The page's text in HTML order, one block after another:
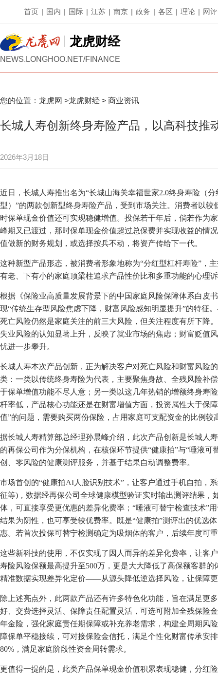
首页 | 国内 | 国际 | 江苏 | 南京 | 政务 | 各区 | 理论 | 网评
龙虎财经
NEWS.LONGHOO.NET/FINANCE
您的位置： 龙虎网 >龙虎财经 > 商业资讯
长城人寿创新终身寿险产品，以高科技推
2026年3月18日
近日，长城人寿推出名为“长城山海关幸福世家2.0终身寿险（
型）”的两款创新型终身寿险产品，受到市场关注。消费者以
时保单现金价值还可实现稳健增值。投保若干年后，倘若作为
峰期又已渡过，那时保单现金价值超过总保费并实现收益的情
值做新的财务规划，或选择按兵不动，将资产传给下一代。
这种新型产品形态，被消费者形象地称为“分红型杠杆寿险”，
有老、下有小的家庭顶梁柱追求产品性价比和多重功能的心理
根据《保险业高质量发展背景下的中国家庭风险保障体系白皮
现“传统生存型风险焦虑下降，财富风险感知明显提升”的特征
死亡风险仍然是家庭关注的前三大风险，但关注程度有所下降
失业风险的认知显著上升，反映了就业市场的焦虑；财富贬值
忧进一步攀升。
长城人寿本次产品创新，正为解决客户对死亡风险和财富风险
类：一类以传统终身寿险为代表，主要聚焦身故、全残风险补
于保单增值功能不尽人意；另一类以这几年热销的增额终身寿
杆率低，产品核心功能还是在财富增值方面，投资属性大于保
值”的问题，需要购买两份保险，占用家庭可支配资金的比例较
据长城人寿精算部总经理孙晨峰介绍，此次产品创新是长城人
的再保公司作为分保机构，在核保环节提供“健康拍”与“唾液
创、零风险的健康测评服务，并基于结果自动调整费率。
市场首创的“健康拍AI人脸识别技术”，让客户通过手机自拍，
征等)，数据经再保公司全球健康模型验证实时输出测评结果，
体，可直接享受更优惠的差异化费率；“唾液可替宁检查技术”
结果为阴性，也可享受较优费率。既是“健康拍”测评出的优选
惠。若首次投保可替宁检测确定为吸烟体的客户，后续年度可
这些新科技的使用，不仅实现了因人而异的差异化费率，让客
寿险风险保额最高提升至500万，更是大大降低了高保额客群
精准数据实现差异化定价——从源头降低逆选择风险，让保障
除上述亮点外，此两款产品还有许多特色化功能，旨在满足更
好、交费选择灵活、保障责任配置灵活，可选可附加全残保险
年金险，强化家庭责任期保障或补充养老需求，构建全周期风
障保单平稳接续，可对接保险金信托，满足个性化财富传承安
80%，满足家庭阶段性资金周转需求。
更值得一提的是，此类产品保单现金价值积累表现稳健，分红